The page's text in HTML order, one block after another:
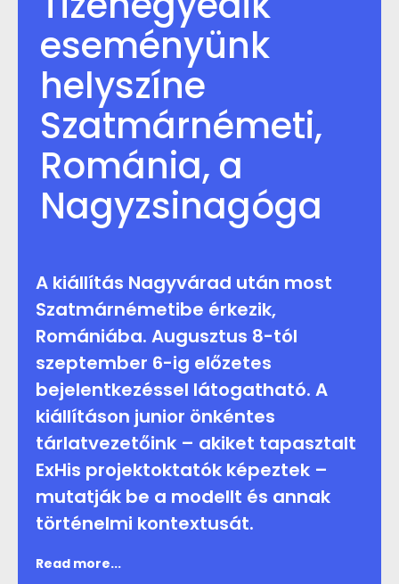
eseményünk
helyszíne
Szatmárnémeti,
Románia, a
Nagyzsinagóga
A kiállítás Nagyvárad után most
Szatmárnémetibe érkezik,
Romániába. Augusztus 8-tól
szeptember 6-ig előzetes
bejelentkezéssel látogatható. A
kiállításon junior önkéntes
tárlatvezetőink – akiket tapasztalt
ExHis projektoktatók képeztek –
mutatják be a modellt és annak
történelmi kontextusát.
Read more...